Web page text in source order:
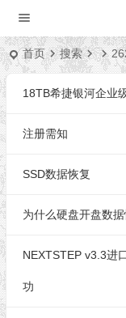
首页 搜索
18TB希捷银河企业
注册需知
SSD数据恢复
为什么硬盘开盘数
NEXTSTEP v3.3进
功